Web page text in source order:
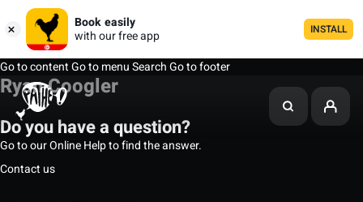
Book easily
with our free app
INSTALL
Go to contentGo to menuSearchGo to footer
Ryan Coogler
Do you have a question?
Go to our Online Help to find the answer.
Contact us